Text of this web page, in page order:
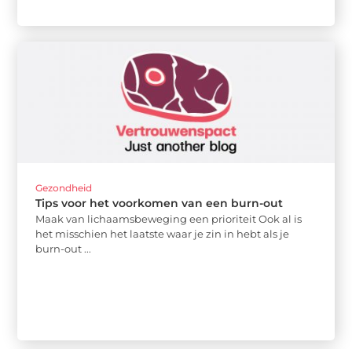
Gezondheid
Tips voor het voorkomen van een burn-out
Maak van lichaamsbeweging een prioriteit Ook al is
het misschien het laatste waar je zin in hebt als je
burn-out ...